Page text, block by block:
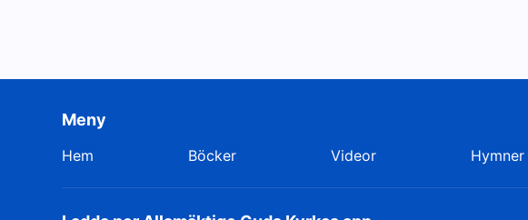
Meny
Hem Böcker Videor Hymner